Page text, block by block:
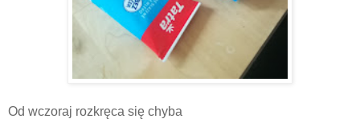
Od wczoraj rozkręca się chyba